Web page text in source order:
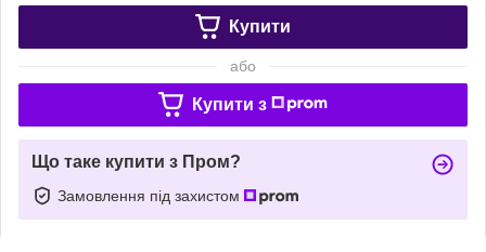
Купити
або
Купити з
Що таке купити з Пром?
Замовлення під захистом